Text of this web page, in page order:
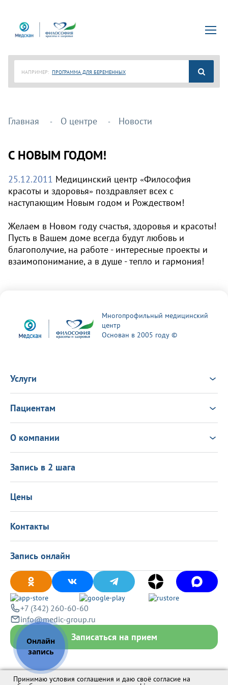
НАПРИМЕР: ПРОГРАММА ДЛЯ БЕРЕМЕННЫХ
Главная О центре Новости
С НОВЫМ ГОДОМ!
25.12.2011 Медицинский центр «Философия
красоты и здоровья» поздравляет всех с
наступающим Новым годом и Рождеством!
Желаем в Новом году счастья, здоровья и красоты!
Пусть в Вашем доме всегда будут любовь и
благополучие, на работе - интересные проекты и
взаимопонимание, а в душе - тепло и гармония!
Многопрофильный медицинский
центр
Основан в 2005 году ©
Услуги
Врачи
Консультация Онлайн
Выезд врача на дом
Пациентам
Новости
Политика в области качества
Подарочные сертификаты
Программа лояльности
О компании
Информация для пациентов
Лицензиии
Вакансии
Политика конфиденциальности
Запись в 2 шага
Цены
Контакты
Запись онлайн
+7 (342) 260-60-60
info@medic-group.ru
Записаться на прием
Принимаю условия соглашения и даю своё согласие на